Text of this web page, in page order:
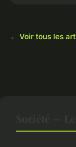
← Voir tous les